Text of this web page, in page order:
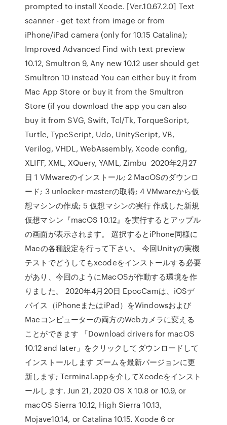
prompted to install Xcode. [Ver.10.67.2.0] Text
scanner - get text from image or from
iPhone/iPad camera (only for 10.15 Catalina);
Improved Advanced Find with text preview
10.12, Smultron 9, Any new 10.12 user should get
Smultron 10 instead You can either buy it from
Mac App Store or buy it from the Smultron
Store (if you download the app you can also
buy it from SVG, Swift, Tcl/Tk, TorqueScript,
Turtle, TypeScript, Udo, UnityScript, VB,
Verilog, VHDL, WebAssembly, Xcode config,
XLIFF, XML, XQuery, YAML, Zimbu 2020年2月27
日 1 VMwareのインストール; 2 MacOSのダウンロ
ード; 3 unlocker-masterの取得; 4 VMwareから仮
想マシンの作成; 5 仮想マシンの実行 作成した新規
仮想マシン『macOS 10.12』を実行するとアップル
の画面が表示されます。 選択するとiPhone同様に
Macの各種設定を行って下さい。 今回Unityの実機
テストでどうしてもxcodeをインストールする必要
があり、今回のようにMacOSが作動する環境を作
りました。 2020年4月20日 EpocCamは、iOSデ
バイス（iPhoneまたはiPad）をWindowsおよび
Macコンピューターの両方のWebカメラに変える
ことができます 「Download drivers for macOS
10.12 and later」をクリックしてダウンロードして
インストールします ズームを最新バージョンに更
新します; Terminal.appを介してXcodeをインスト
ールします. Jun 21, 2020 OS X 10.8 or 10.9, or
macOS Sierra 10.12, High Sierra 10.13,
Mojave10.14, or Catalina 10.15. Xcode 6 or